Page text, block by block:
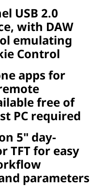
USB 2.0
with DAW
emulating
Control
apps for
free of
PC required
5" day-
TFT for easy
parameters